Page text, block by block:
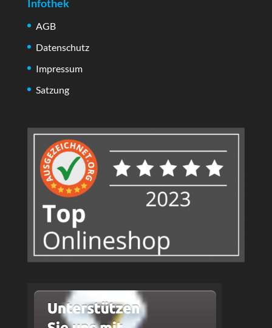
Infothek
AGB
Datenschutz
Impressum
Satzung